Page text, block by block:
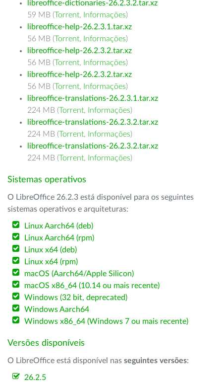
libreoffice-dictionaries-26.2.3.2.tar.xz
59 MB (Torrent, Informações)
libreoffice-help-26.2.3.1.tar.xz
56 MB (Torrent, Informações)
libreoffice-help-26.2.3.2.tar.xz
56 MB (Torrent, Informações)
libreoffice-help-26.2.3.2.tar.xz
56 MB (Torrent, Informações)
libreoffice-translations-26.2.3.1.tar.xz
224 MB (Torrent, Informações)
libreoffice-translations-26.2.3.2.tar.xz
224 MB (Torrent, Informações)
libreoffice-translations-26.2.3.2.tar.xz
224 MB (Torrent, Informações)
Sistemas operativos
O LibreOffice 26.2.3 está disponível para os seguintes
sistemas operativos e arquiteturas:
Linux Aarch64 (deb)
Linux Aarch64 (rpm)
Linux x64 (deb)
Linux x64 (rpm)
macOS (Aarch64/Apple Silicon)
macOS x86_64 (10.14 ou mais recente)
Windows (32 bit, deprecated)
Windows Aarch64
Windows x86_64 (Windows 7 ou mais recente)
Versões disponíveis
O LibreOffice está disponível nas seguintes versões:
26.2.5